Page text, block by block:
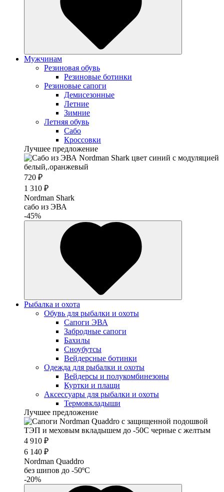
Мужчинам
Резиновая обувь
Резиновые ботинки
Резиновые сапоги
Демисезонные
Летние
Зимние
Летняя обувь
Сабо
Кроссовки
Лучшее предложение
720 ₽
1 310 ₽
Nordman Shark
cабо из ЭВА
-45%
Рыбалка и охота
Обувь для рыбалки и охоты
Сапоги ЭВА
Забродные сапоги
Бахилы
Сноубутсы
Вейдерсные ботинки
Одежда для рыбалки и охоты
Вейдерсы и полукомбинезоны
Куртки и плащи
Аксессуары для рыбалки и охоты
Термовкладыши
Лучшее предложение
4 910 ₽
6 140 ₽
Nordman Quaddro
без шипов до -50ºС
-20%